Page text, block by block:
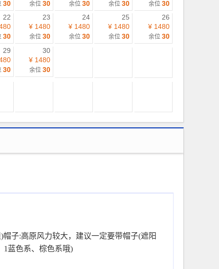
30 余位 30 余位 30 余位 30 余位 30
22
30
23
¥ 1480
余位 30
24
¥ 1480
余位 30
25
¥ 1480
余位 30
26
¥ 1480
余位 30
29
30
30
¥ 1480
余位 30
子:高原风力较大，建议一定要带帽子(遮阳
1蓝色系、棕色系哦)